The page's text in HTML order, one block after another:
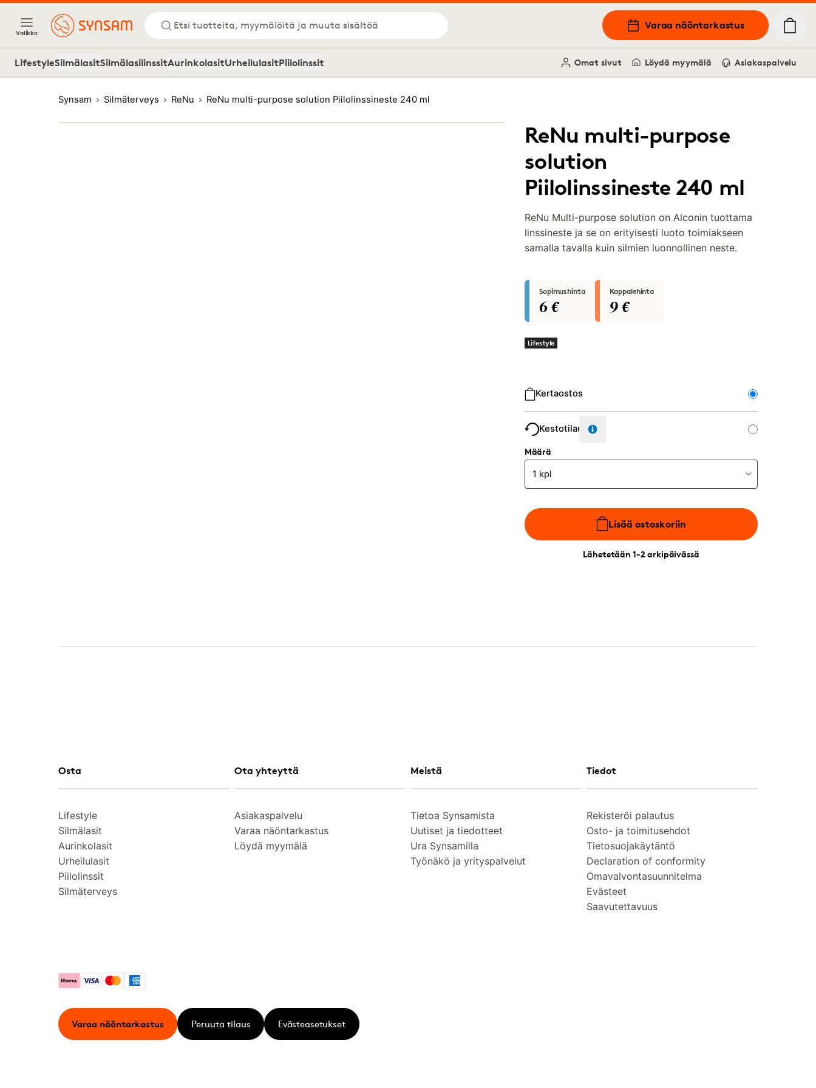
Valikko
Etsi tuotteita, myymälöitä ja muuta sisältöä Varaa näöntarkastus
LifestyleSilmälasitSilmälasilinssitAurinkolasitUrheilulasitPiilolinssit Omat sivut Löydä myymälä Asiakaspalvelu
Synsam Silmäterveys ReNu ReNu multi-purpose solution Piilolinssineste 240 ml
ReNu multi-purpose
solution
Piilolinssineste 240 ml
ReNu Multi-purpose solution on Alconin tuottama
linssineste ja se on erityisesti luoto toimiakseen
samalla tavalla kuin silmien luonnollinen neste.
Sopimushinta
6 €
Kappalehinta
9 €
Lifestyle
Kertaostos
Kestotilaus
Määrä
Lisää ostoskoriin
Lähetetään 1-2 arkipäivässä
Osta
Lifestyle
Silmälasit
Aurinkolasit
Urheilulasit
Piilolinssit
Silmäterveys
Ota yhteyttä
Asiakaspalvelu
Varaa näöntarkastus
Löydä myymälä
Meistä
Tietoa Synsamista
Uutiset ja tiedotteet
Ura Synsamilla
Työnäkö ja yrityspalvelut
Tiedot
Rekisteröi palautus
Osto- ja toimitusehdot
Tietosuojakäytäntö
Declaration of conformity
Omavalvontasuunnitelma
Evästeet
Saavutettavuus
KlarnaVisa MastercardAmerican Express
Varaa näöntarkastus Peruuta tilaus Evästeasetukset